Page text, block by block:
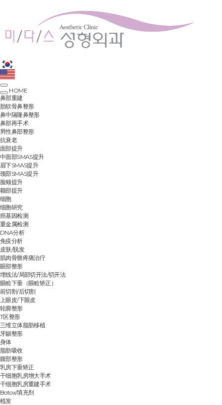
HOME
鼻部重建
肋软骨鼻整形
鼻中隔隆鼻整形
鼻部再手术
男性鼻部整形
抗衰老
面部提升
中面部SMAS提升
眉下SMAS提升
颈部SMAS提升
脸颊提升
额部提升
细胞
细胞研究
癌基因检测
重金属检测
DNA分析
免疫分析
皮肤/脱发
肌肉骨骼疼痛治疗
眼部整形
埋线法/局部切开法/切开法
眼睑下垂（眼睑矫正）
前切割/后切割
上眼皮/下眼皮
轮廓整形
T区整形
三维立体脂肪移植
牙龈整形
身体
脂肪吸收
腹部整形
乳房下垂矫正
干细胞乳房增大手术
干细胞乳房重建手术
Botox/填充剂
植发